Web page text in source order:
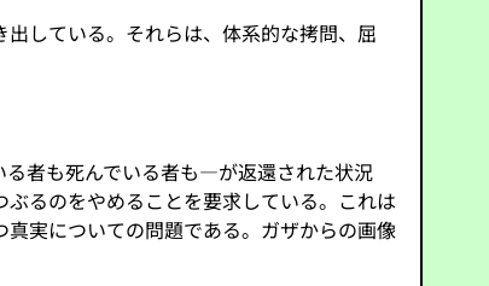
している。それらは、体系的な拷問、屈
者も死んでいる者も—が返還された状況
るのをやめることを要求している。これは
実についての問題である。ガザからの画像